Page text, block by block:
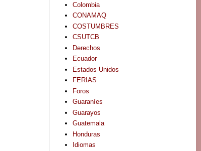
Colombia
CONAMAQ
COSTUMBRES
CSUTCB
Derechos
Ecuador
Estados Unidos
FERIAS
Foros
Guaraníes
Guarayos
Guatemala
Honduras
Idiomas